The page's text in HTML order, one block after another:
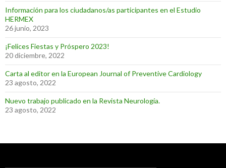
Información para los ciudadanos/as participantes en el Estudio
HERMEX
26 junio, 2023
¡Felices Fiestas y Próspero 2023!
20 diciembre, 2022
Carta al editor en la European Journal of Preventive Cardiology
23 agosto, 2022
Nuevo trabajo publicado en la Revista Neurología.
23 agosto, 2022